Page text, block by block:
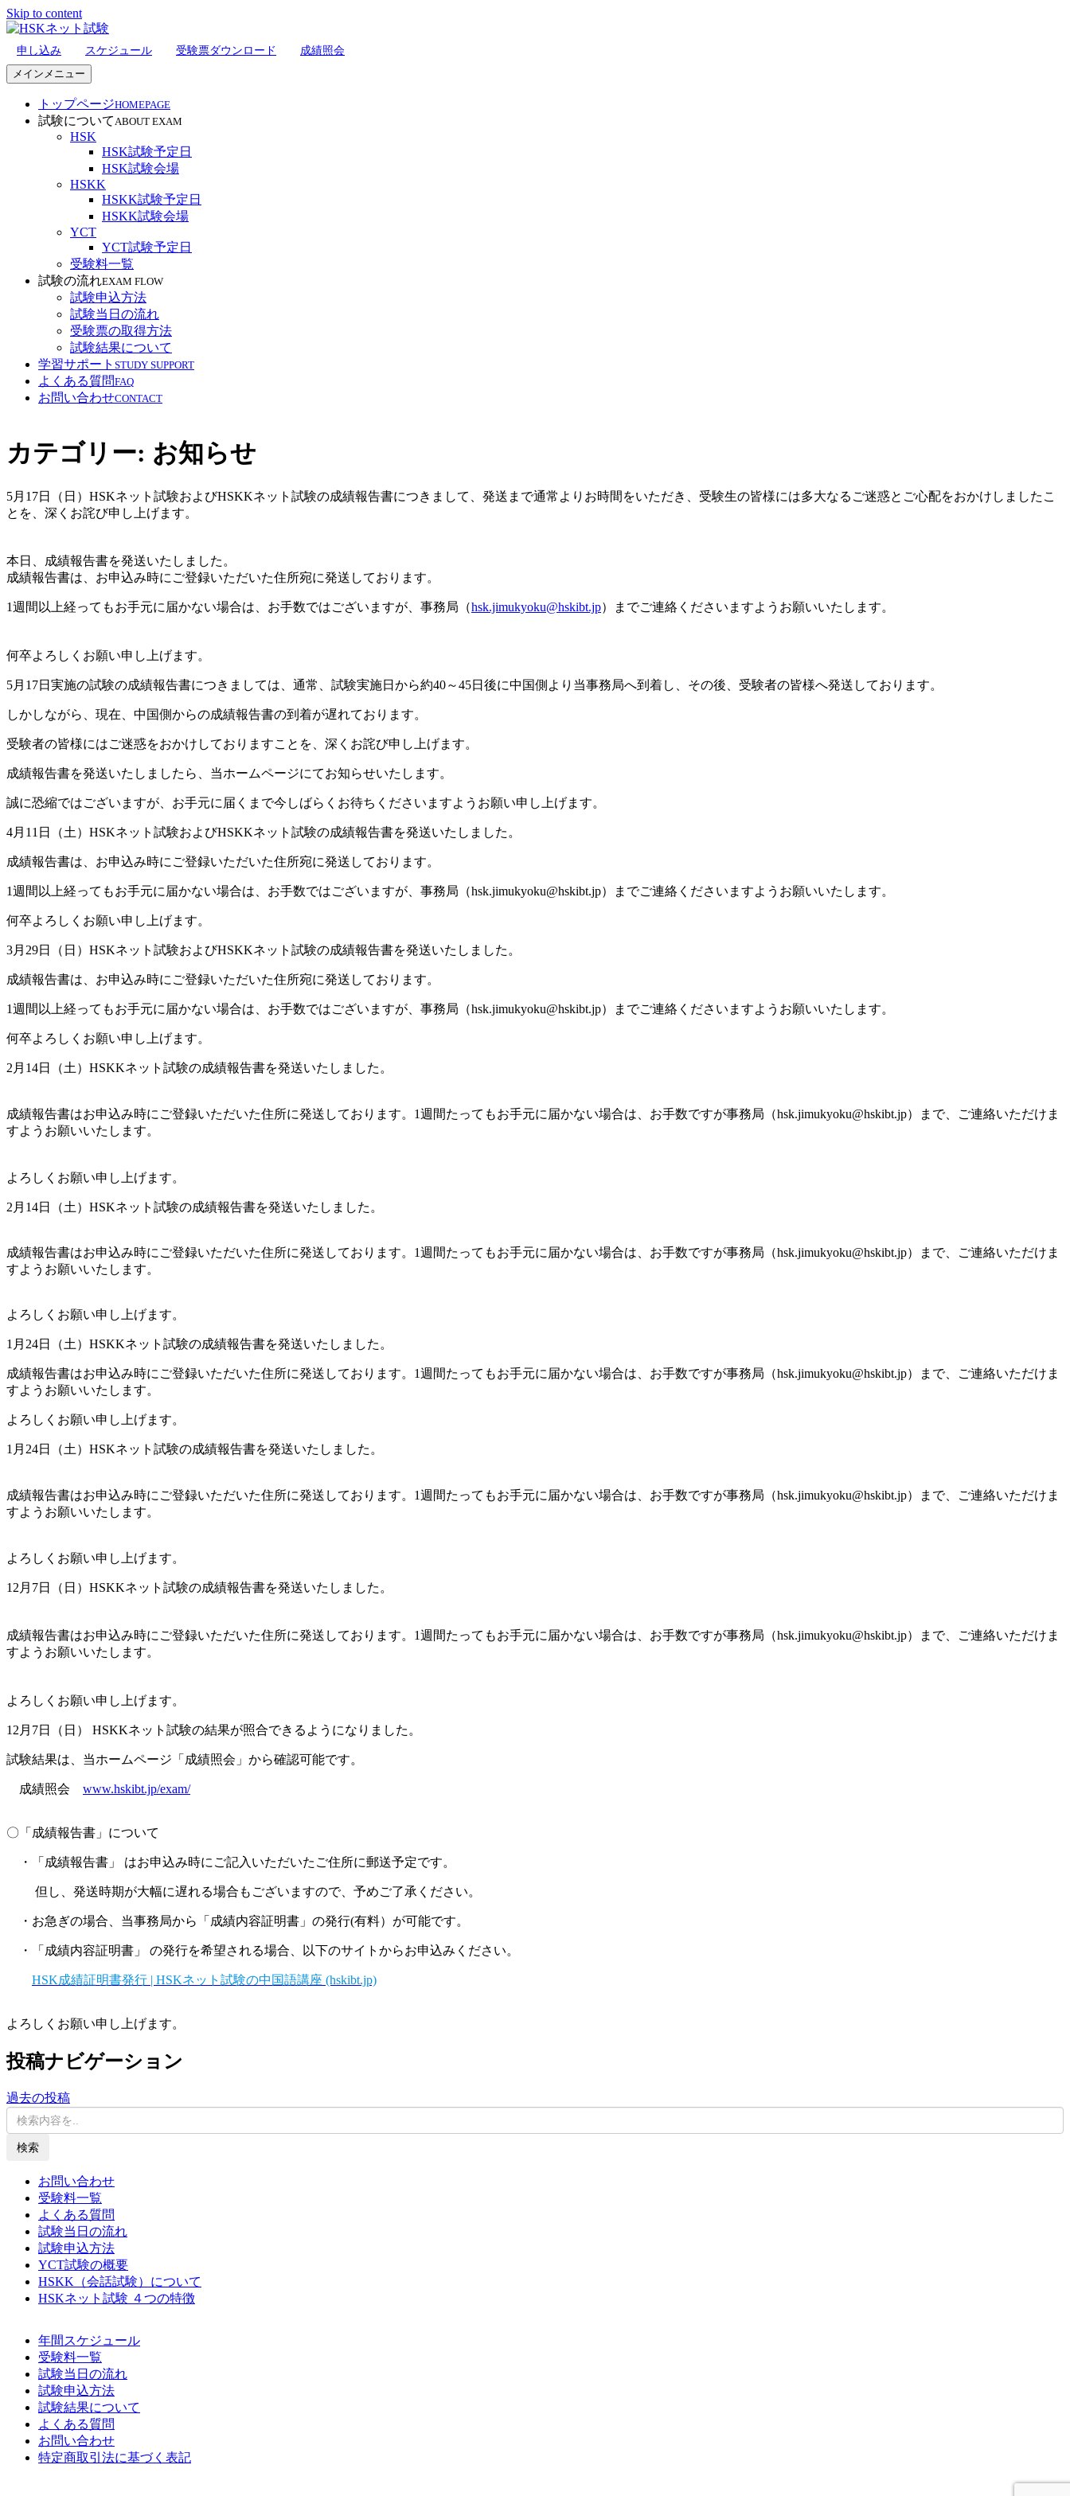
Skip to content
HSKネット試験
申し込み スケジュール 受験票ダウンロード
成績照会
メインメニュー
トップページHOMEPAGE
試験についてABOUT EXAM
HSK
HSK試験予定日
HSK試験会場
HSKK
HSKK試験予定日
HSKK試験会場
YCT
YCT試験予定日
受験料一覧
試験の流れEXAM FLOW
試験申込方法
試験当日の流れ
受験票の取得方法
試験結果について
学習サポート STUDY SUPPORT
よくある質問FAQ
お問い合わせCONTACT
カテゴリー: お知らせ
5月17日（日）HSKネット試験およびHSKKネット試験の成績報告書につきまして、発送まで通常よりお時間をいただき、受験生の皆様には多大なるご迷惑とご心配をおかけしましたこ
とを、深くお詫び申し上げます。
本日、成績報告書を発送いたしました。
成績報告書は、お申込み時にご登録いただいた住所宛に発送しております。
1週間以上経ってもお手元に届かない場合は、お手数ではございますが、事務局（hsk.jimukyoku@hskibt.jp）までご連絡くださいますようお願いいたします。
何卒よろしくお願い申し上げます。
5月17日実施の試験の成績報告書につきましては、通常、試験実施日から約40～45日後に中国側より当事務局へ到着し、その後、受験者の皆様へ発送しております。
しかしながら、現在、中国側からの成績報告書の到着が遅れております。
受験者の皆様にはご迷惑をおかけしておりますことを、深くお詫び申し上げます。
成績報告書を発送いたしましたら、当ホームページにてお知らせいたします。
誠に恐縮ではございますが、お手元に届くまで今しばらくお待ちくださいますようお願い申し上げます。
4月11日（土）HSKネット試験およびHSKKネット試験の成績報告書を発送いたしました。
成績報告書は、お申込み時にご登録いただいた住所宛に発送しております。
1週間以上経ってもお手元に届かない場合は、お手数ではございますが、事務局（hsk.jimukyoku@hskibt.jp）までご連絡くださいますようお願いいたします。
何卒よろしくお願い申し上げます。
3月29日（日）HSKネット試験およびHSKKネット試験の成績報告書を発送いたしました。
成績報告書は、お申込み時にご登録いただいた住所宛に発送しております。
1週間以上経ってもお手元に届かない場合は、お手数ではございますが、事務局（hsk.jimukyoku@hskibt.jp）までご連絡くださいますようお願いいたします。
何卒よろしくお願い申し上げます。
2月14日（土）HSKKネット試験の成績報告書を発送いたしました。
成績報告書はお申込み時にご登録いただいた住所に発送しております。1週間たってもお手元に届かない場合は、お手数ですが事務局（hsk.jimukyoku@hskibt.jp）まで、ご連絡いただけま
すようお願いいたします。
よろしくお願い申し上げます。
2月14日（土）HSKネット試験の成績報告書を発送いたしました。
成績報告書はお申込み時にご登録いただいた住所に発送しております。1週間たってもお手元に届かない場合は、お手数ですが事務局（hsk.jimukyoku@hskibt.jp）まで、ご連絡いただけま
すようお願いいたします。
よろしくお願い申し上げます。
1月24日（土）HSKKネット試験の成績報告書を発送いたしました。
成績報告書はお申込み時にご登録いただいた住所に発送しております。1週間たってもお手元に届かない場合は、お手数ですが事務局（hsk.jimukyoku@hskibt.jp）まで、ご連絡いただけま
すようお願いいたします。
よろしくお願い申し上げます。
1月24日（土）HSKネット試験の成績報告書を発送いたしました。
成績報告書はお申込み時にご登録いただいた住所に発送しております。1週間たってもお手元に届かない場合は、お手数ですが事務局（hsk.jimukyoku@hskibt.jp）まで、ご連絡いただけま
すようお願いいたします。
よろしくお願い申し上げます。
12月7日（日）HSKKネット試験の成績報告書を発送いたしました。
成績報告書はお申込み時にご登録いただいた住所に発送しております。1週間たってもお手元に届かない場合は、お手数ですが事務局（hsk.jimukyoku@hskibt.jp）まで、ご連絡いただけま
すようお願いいたします。
よろしくお願い申し上げます。
12月7日（日） HSKKネット試験の結果が照合できるようになりました。
試験結果は、当ホームページ「成績照会」から確認可能です。
成績照会 www.hskibt.jp/exam/
〇「成績報告書」について
・「成績報告書」 はお申込み時にご記入いただいたご住所に郵送予定です。
但し、発送時期が大幅に遅れる場合もございますので、予めご了承ください。
・お急ぎの場合、当事務局から「成績内容証明書」の発行(有料）が可能です。
・「成績内容証明書」 の発行を希望される場合、以下のサイトからお申込みください。
HSK成績証明書発行 | HSKネット試験の中国語講座 (hskibt.jp)
よろしくお願い申し上げます。
投稿ナビゲーション
過去の投稿
検索
お問い合わせ
受験料一覧
よくある質問
試験当日の流れ
試験申込方法
YCT試験の概要
HSKK（会話試験）について
HSKネット試験 ４つの特徴
年間スケジュール
受験料一覧
試験当日の流れ
試験申込方法
試験結果について
よくある質問
お問い合わせ
特定商取引法に基づく表記